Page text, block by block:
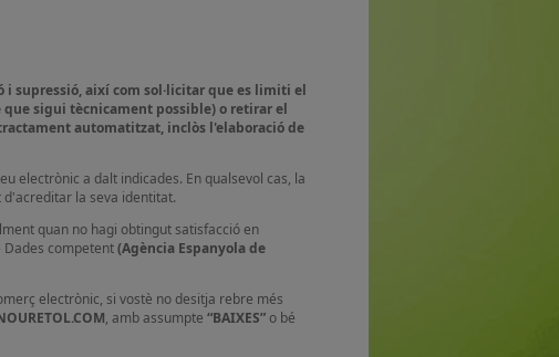
i supressió, així com sol·licitar que es limiti el
sigui tècnicament possible) o retirar el
automatitzat, inclòs l'elaboració de
electrònic a dalt indicades. En qualsevol cas, la
d'acreditar la seva identitat.
quan no hagi obtingut satisfacció en
competent(Agència Espanyola de
electrònic, si vostè no desitja rebre més
, amb assumpte “BAIXES” o bé